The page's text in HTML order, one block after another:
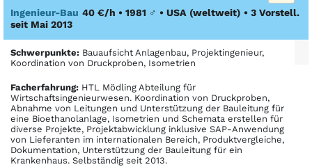
Ingenieur-Bau 40 €/h • 1981 ♂ • USA (weltweit) • 3 Vorstell.
seit Mai 2013
Schwerpunkte: Bauaufsicht Anlagenbau, Projektingenieur,
Koordination von Druckproben, Isometrien
Facher­fahrung: HTL Mödling Abteilung für
Wirtschaftsingenieurwesen. Koordination von Druckproben,
Abnahme von Leitungen und Unterstützung der Bauleitung für
eine Bioethanolanlage, Isometrien und Schemata erstellen für
diverse Projekte, Projektabwicklung inklusive SAP-Anwendung
von Lieferanten im internationalen Bereich, Produktvergleiche,
Dokumentation, Unterstützung der Bauleitung für ein
Krankenhaus. Selbständig seit 2013.